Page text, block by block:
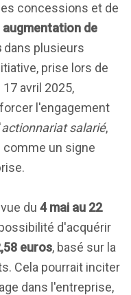
concessions et de
augmentation de
dans plusieurs
prise lors de
avril 2025,
l'engagement
actionnariat salarié,
un signe
du 4 mai au 22
d'acquérir
euros, basé sur la
Cela pourrait inciter
dans l'entreprise,